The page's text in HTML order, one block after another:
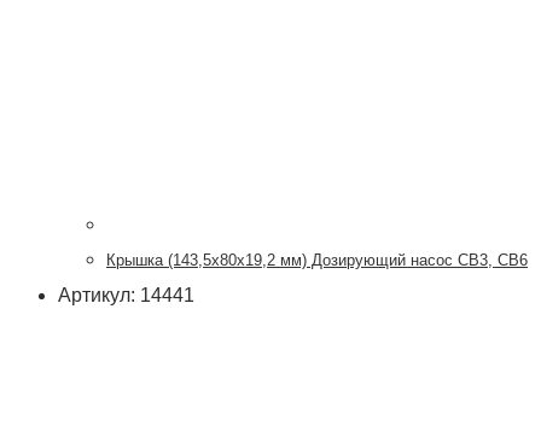
Крышка (143,5x80x19,2 мм) Дозирующий насос CB3, CB6
Артикул: 14441